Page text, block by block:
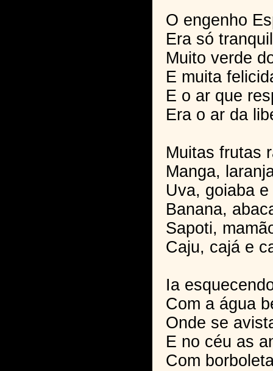
O engenho
Era só
Muito verde
E muita
E o ar que
Era o ar da
Muitas frutas
Manga,
Uva, goiaba
Banana,
Sapoti,
Caju, cajá e
Ia
Com a água
Onde se
E no céu as
Com